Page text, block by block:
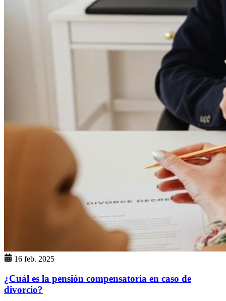
16 feb. 2025
¿Cuál es la pensión compensatoria en caso de
divorcio?